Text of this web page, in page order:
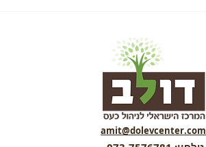
amit@dolevcenter.com